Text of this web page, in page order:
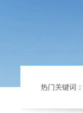
热门关键词：